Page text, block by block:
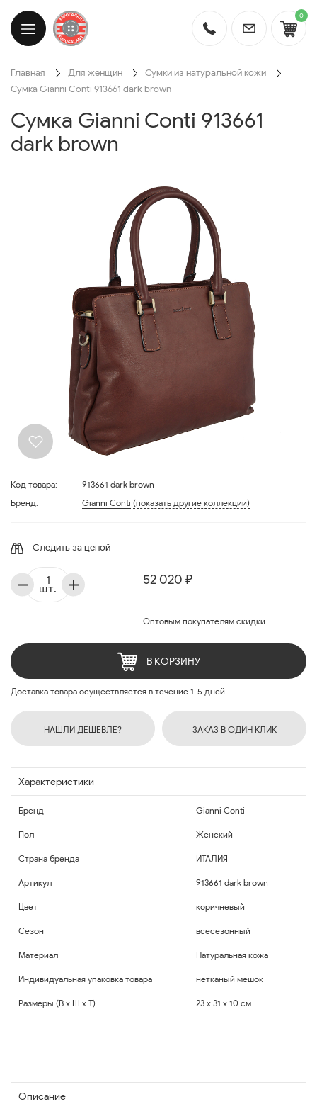
0
Главная Для женщин
Сумки из натуральной кожи
Сумка Gianni Conti 913661 dark brown
Сумка Gianni Conti 913661
dark brown
Код товара:
913661 dark brown
Бренд:
Gianni Conti (показать другие коллекции)
Следить за ценой
52 020 ₽
Оптовым покупателям скидки
шт.
В КОРЗИНУ
Доставка товара осуществляется в течение 1-5 дней
НАШЛИ ДЕШЕВЛЕ? ЗАКАЗ В ОДИН КЛИК
Характеристики
Бренд Gianni Conti
Пол Женский
Страна бренда ИТАЛИЯ
Артикул 913661 dark brown
Цвет коричневый
Сезон всесезонный
Материал Натуральная кожа
Индивидуальная упаковка товара нетканый мешок
Размеры (В x Ш x Т) 23 x 31 x 10 см
Описание